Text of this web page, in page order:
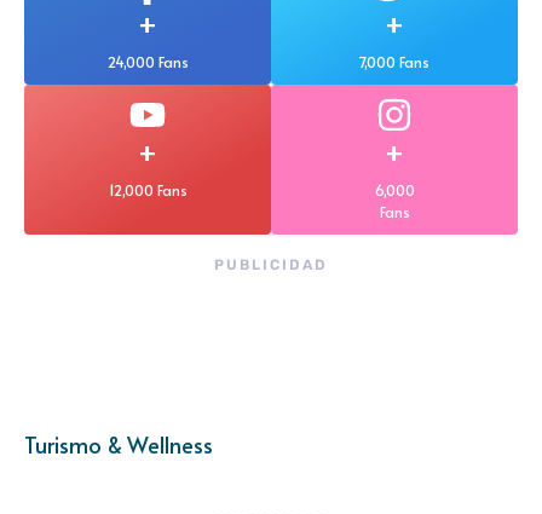
+
24,000 Fans
+
7,000 Fans
+
12,000 Fans
+
6,000
Fans
PUBLICIDAD
Turismo & Wellness